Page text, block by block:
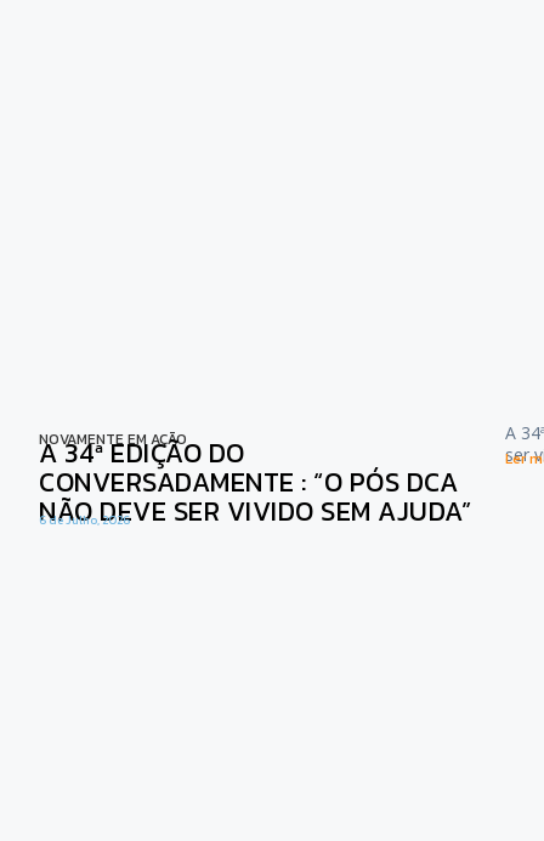
NOVAMENTE EM AÇÃO
A 34ª EDIÇÃO DO
CONVERSADAMENTE : “O PÓS DCA
NÃO DEVE SER VIVIDO SEM AJUDA”
6 de Julho, 2026
A
ser
Ler